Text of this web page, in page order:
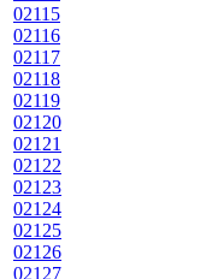
02115
02116
02117
02118
02119
02120
02121
02122
02123
02124
02125
02126
02127